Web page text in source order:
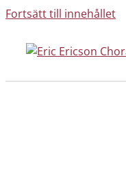
Fortsätt till innehållet